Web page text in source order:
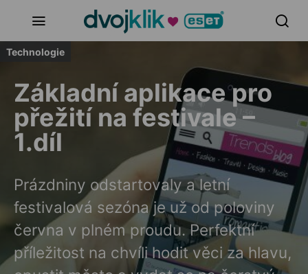
Technologie
Základní aplikace pro
přežití na festivale –
1.díl
Prázdniny odstartovaly a letní
festivalová sezóna je už od poloviny
června v plném proudu. Perfektní
příležitost na chvíli hodit věci za hlavu,